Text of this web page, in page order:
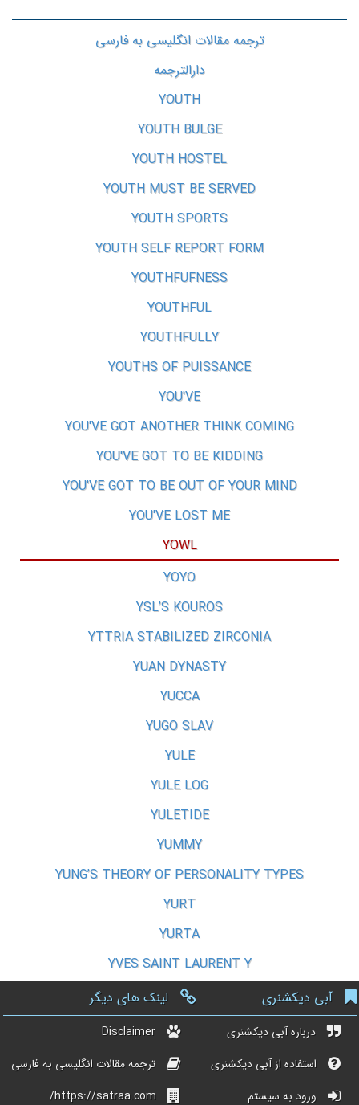
ترجمه مقالات انگلیسی به فارسی
دارالترجمه
YOUTH
YOUTH BULGE
YOUTH HOSTEL
YOUTH MUST BE SERVED
YOUTH SPORTS
YOUTH SELF REPORT FORM
YOUTHFUFNESS
YOUTHFUL
YOUTHFULLY
YOUTHS OF PUISSANCE
YOU'VE
YOU'VE GOT ANOTHER THINK COMING
YOU'VE GOT TO BE KIDDING
YOU'VE GOT TO BE OUT OF YOUR MIND
YOU'VE LOST ME
YOWL
YOYO
YSL’S KOUROS
YTTRIA STABILIZED ZIRCONIA
YUAN DYNASTY
YUCCA
YUGO SLAV
YULE
YULE LOG
YULETIDE
YUMMY
YUNG’S THEORY OF PERSONALITY TYPES
YURT
YURTA
YVES SAINT LAURENT Y
آبی دیکشنری
درباره آبی دیکشنری
استفاده از آبی دیکشنری
ورود به سیستم
لینک های دیگر
Disclaimer
ترجمه مقالات انگلیسی به فارسی
https://satraa.com/